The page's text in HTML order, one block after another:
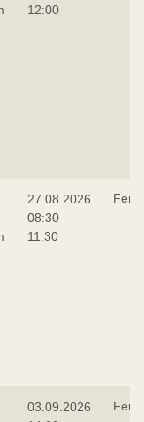
12:00
27.08.2026
08:30 -
11:30
03.09.2026